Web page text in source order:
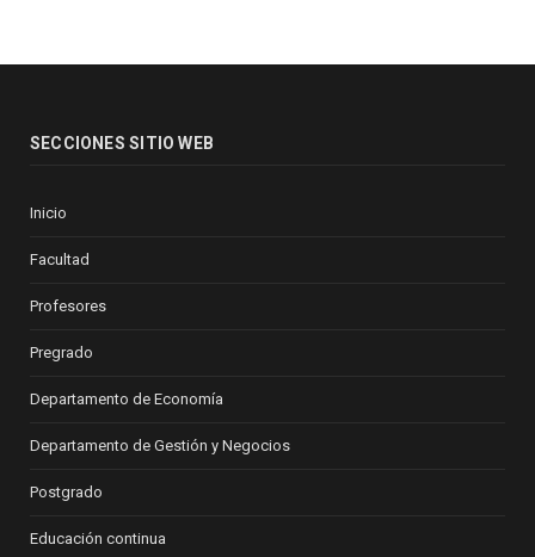
SECCIONES SITIO WEB
Inicio
Facultad
Profesores
Pregrado
Departamento de Economía
Departamento de Gestión y Negocios
Postgrado
Educación continua